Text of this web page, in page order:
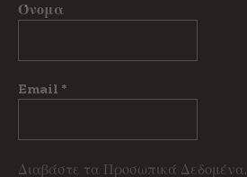
Όνομα
Email *
Διαβάστε τα Προσωπικά Δεδομένα.